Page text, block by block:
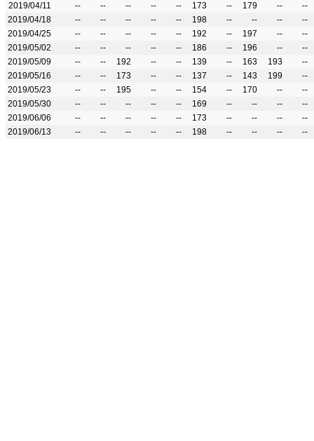
2019/04/11
-- -- -- -- -- 173 -- 179 --
--
2019/04/18
-- -- -- -- -- 198 -- -- --
--
2019/04/25
-- -- -- -- -- 192 -- 197 --
--
2019/05/02
-- -- -- -- -- 186 -- 196 --
--
2019/05/09
-- -- 192 -- -- 139 -- 163 193
--
2019/05/16
-- -- 173 -- -- 137 -- 143 199
--
2019/05/23
-- -- 195 -- -- 154 -- 170 --
--
2019/05/30
-- -- -- -- -- 169 -- -- --
--
2019/06/06
-- -- -- -- -- 173 -- -- --
--
2019/06/13
-- -- -- -- -- 198 -- -- -- --